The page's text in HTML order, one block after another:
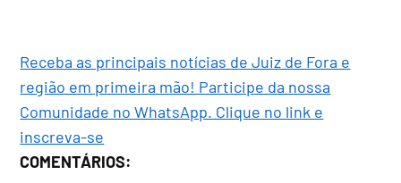
Receba as principais notícias de Juiz de Fora e
região em primeira mão! Participe da nossa
Comunidade no WhatsApp. Clique no link e
inscreva-se
COMENTÁRIOS: